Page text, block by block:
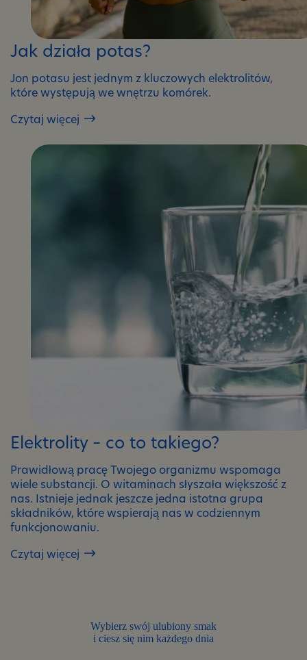
Jak działa potas?
Jon potasu jest jednym z kluczowych elektrolitów,
które występują we wnętrzu komórek.
Czytaj więcej
Jak
potas?
Elektrolity – co to takiego?
Prawidłową pracę Twojego organizmu wspomaga
wiele substancji. O witaminach słyszała większość z
nas. Istnieje jednak jeszcze jedna istotna grupa
składników, które wspierają nas w codziennym
funkcjonowaniu.
Czytaj więcej
Elektrolity
Wybierz swój ulubiony smak
i ciesz się nim każdego dnia